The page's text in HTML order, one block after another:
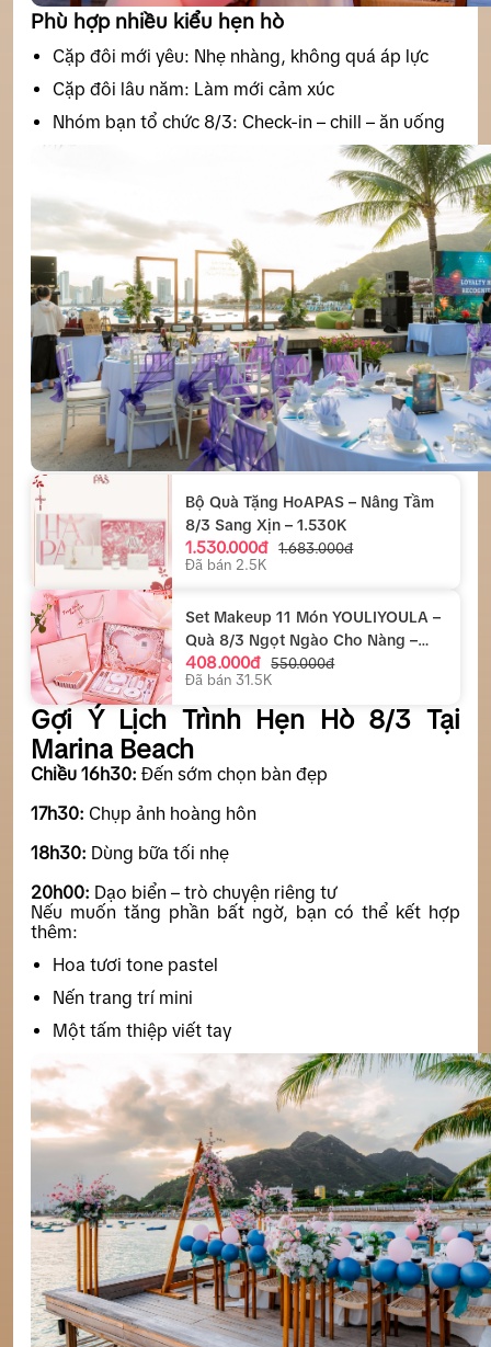
Phù hợp nhiều kiểu hẹn hò
Cặp đôi mới yêu: Nhẹ nhàng, không quá áp lực
Cặp đôi lâu năm: Làm mới cảm xúc
Nhóm bạn tổ chức 8/3: Check-in – chill – ăn uống
Bộ Quà Tặng HoAPAS – Nâng Tầm
8/3 Sang Xịn – 1.530K
1.530.000đ
1.683.000đ
Đã bán 2.5K
Set Makeup 11 Món YOULIYOULA –
Quà 8/3 Ngọt Ngào Cho Nàng –
408K
408.000đ
550.000đ
Đã bán 31.5K
Gợi Ý Lịch Trình Hẹn Hò 8/3 Tại
Marina Beach
Chiều 16h30: Đến sớm chọn bàn đẹp
17h30: Chụp ảnh hoàng hôn
18h30: Dùng bữa tối nhẹ
20h00: Dạo biển – trò chuyện riêng tư
Nếu muốn tăng phần bất ngờ, bạn có thể kết hợp
thêm:
Hoa tươi tone pastel
Nến trang trí mini
Một tấm thiệp viết tay